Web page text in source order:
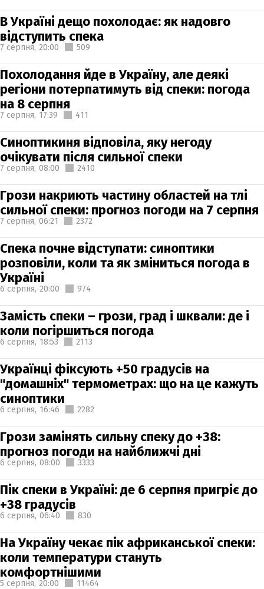
В Україні дещо похолодає: як надовго
відступить спека
7 серпня, 20:00 509
Похолодання йде в Україну, але деякі
регіони потерпатимуть від спеки: погода
на 8 серпня
7 серпня, 17:39 411
Синоптикиня відповіла, яку негоду
очікувати після сильної спеки
7 серпня, 08:00 2410
Грози накриють частину областей на тлі
сильної спеки: прогноз погоди на 7 серпня
7 серпня, 06:21 2372
Спека почне відступати: синоптики
розповіли, коли та як зміниться погода в
Україні
6 серпня, 20:00 974
Замість спеки – грози, град і шквали: де і
коли погіршиться погода
6 серпня, 18:53 2113
Українці фіксують +50 градусів на
"домашніх" термометрах: що на це кажуть
синоптики
6 серпня, 16:46 2282
Грози замінять сильну спеку до +38:
прогноз погоди на найближчі дні
6 серпня, 08:00 3333
Пік спеки в Україні: де 6 серпня пригріє до
+38 градусів
6 серпня, 06:40 830
На Україну чекає пік африканської спеки:
коли температури стануть
комфортнішими
5 серпня, 20:00 11464